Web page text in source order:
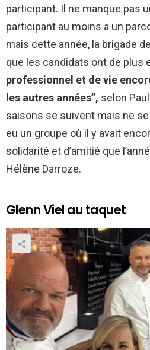
participant. Il ne manque pas
participant au moins a un
mais cette année, la brigade
que les candidats ont de plus
professionnel et de vie
les autres années”, selon
saisons se suivent mais ne
eu un groupe où il y avait
solidarité et d’amitié que
Hélène Darroze.
Glenn Viel au taquet